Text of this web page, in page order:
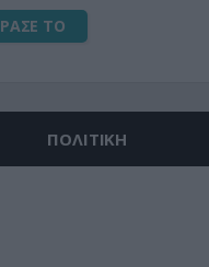
ΤΟ
ΠΟΛΙΤΙΚΗ